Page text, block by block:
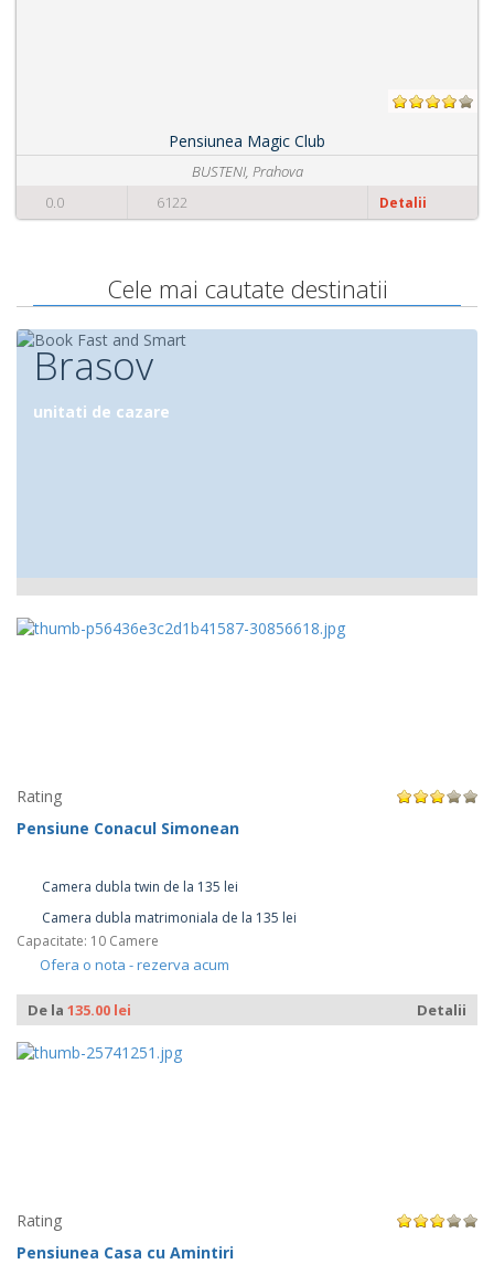
Pensiunea Magic Club
BUSTENI, Prahova
0.0
6122 Detalii
Cele mai cautate destinatii
Brasov
unitati de cazare
Rating
Pensiune Conacul Simonean
Camera dubla twin de la 135 lei
Camera dubla matrimoniala de la 135 lei
Capacitate: 10 Camere
Ofera o nota - rezerva acum
De la 135.00 lei Detalii
Rating
Pensiunea Casa cu Amintiri